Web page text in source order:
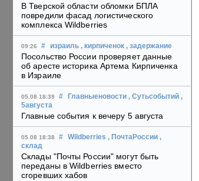
В Тверской области обломки БПЛА
повредили фасад логистического
комплекса Wildberries
09:26 # израиль , кирпиченок , задержание
Посольство России проверяет данные
об аресте историка Артема Кирпиченка
в Израиле
05.08 18:39 # Главныеновости , Сутьсобытий ,
5августа
Главные события к вечеру 5 августа
05.08 18:38 # Wildberries , ПочтаРоссии ,
склад
Склады "Почты России" могут быть
переданы в Wildberries вместо
сгоревших хабов